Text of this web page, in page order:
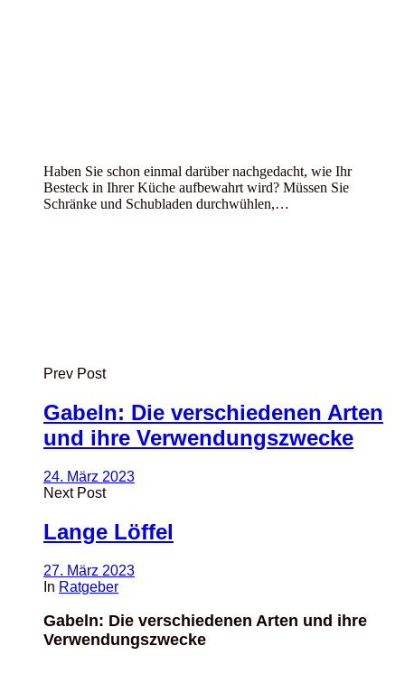
Haben Sie schon einmal darüber nachgedacht, wie Ihr
Besteck in Ihrer Küche aufbewahrt wird? Müssen Sie
Schränke und Schubladen durchwühlen,…
Prev Post
Gabeln: Die verschiedenen Arten
und ihre Verwendungszwecke
24. März 2023
Next Post
Lange Löffel
27. März 2023
In Ratgeber
Gabeln: Die verschiedenen Arten und ihre
Verwendungszwecke